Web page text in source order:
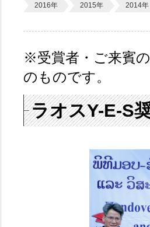
2016年
2015年 2014年
※受賞者・ご来賓
のものです。
ラオスY-E-S